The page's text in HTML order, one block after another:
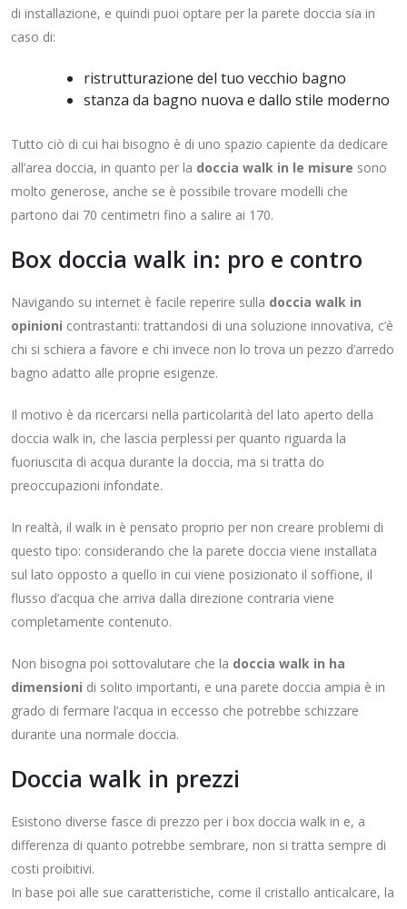
di installazione, e quindi puoi optare per la parete doccia sia in
caso di:
ristrutturazione del tuo vecchio bagno
stanza da bagno nuova e dallo stile moderno
Tutto ciò di cui hai bisogno è di uno spazio capiente da dedicare
all’area doccia, in quanto per la doccia walk in le misure sono
molto generose, anche se è possibile trovare modelli che
partono dai 70 centimetri fino a salire ai 170.
Box doccia walk in: pro e contro
Navigando su internet è facile reperire sulla doccia walk in
opinioni contrastanti: trattandosi di una soluzione innovativa, c’è
chi si schiera a favore e chi invece non lo trova un pezzo d’arredo
bagno adatto alle proprie esigenze.
Il motivo è da ricercarsi nella particolarità del lato aperto della
doccia walk in, che lascia perplessi per quanto riguarda la
fuoriuscita di acqua durante la doccia, ma si tratta do
preoccupazioni infondate.
In realtà, il walk in è pensato proprio per non creare problemi di
questo tipo: considerando che la parete doccia viene installata
sul lato opposto a quello in cui viene posizionato il soffione, il
flusso d’acqua che arriva dalla direzione contraria viene
completamente contenuto.
Non bisogna poi sottovalutare che la doccia walk in ha
dimensioni di solito importanti, e una parete doccia ampia è in
grado di fermare l’acqua in eccesso che potrebbe schizzare
durante una normale doccia.
Doccia walk in prezzi
Esistono diverse fasce di prezzo per i box doccia walk in e, a
differenza di quanto potrebbe sembrare, non si tratta sempre di
costi proibitivi.
In base poi alle sue caratteristiche, come il cristallo anticalcare, la